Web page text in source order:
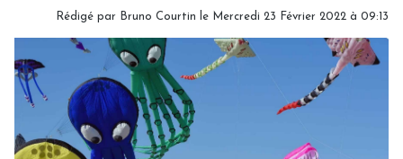
Rédigé par Bruno Courtin le Mercredi 23 Février 2022 à 09:13